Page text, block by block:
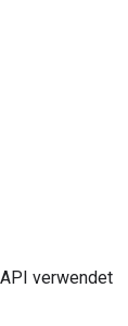
verwendet